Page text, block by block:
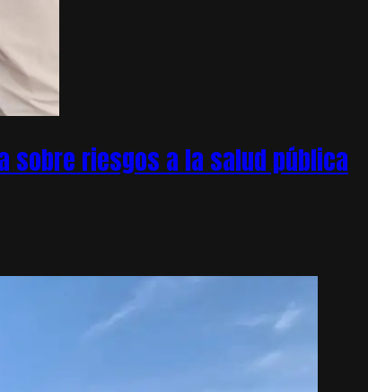
sobre riesgos a la salud pública